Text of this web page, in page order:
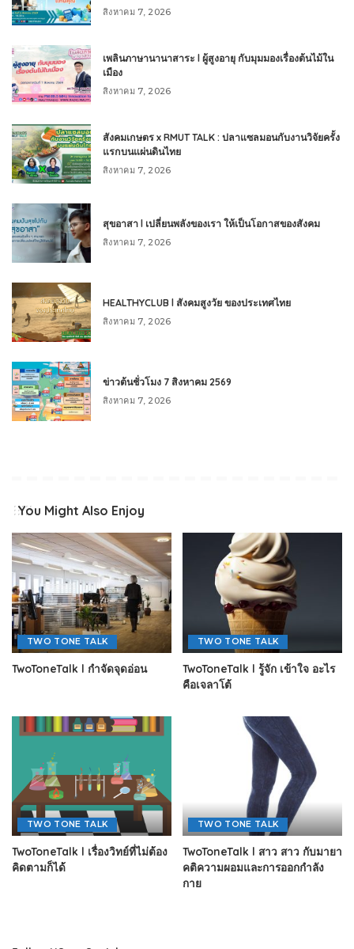
สิงหาคม 7, 2026
เพลินภาษานานาสาระ l ผู้สูงอายุ กับมุมมองเรื่องต้นไม้ใน
เมือง
สิงหาคม 7, 2026
สังคมเกษตร x RMUT TALK : ปลาแซลมอนกับงานวิจัยครั้ง
แรกบนแผ่นดินไทย
สิงหาคม 7, 2026
สุขอาสา l เปลี่ยนพลังของเรา ให้เป็นโอกาสของสังคม
สิงหาคม 7, 2026
HEALTHYCLUB l สังคมสูงวัย ของประเทศไทย
สิงหาคม 7, 2026
ข่าวต้นชั่วโมง 7 สิงหาคม 2569
สิงหาคม 7, 2026
You Might Also Enjoy
TWO TONE TALK
TwoToneTalk l กำจัดจุดอ่อน
TWO TONE TALK
TwoToneTalk l รู้จัก เข้าใจ อะไร
คือเจลาโต้
TWO TONE TALK
TwoToneTalk l เรื่องวิทย์ที่ไม่ต้อง
คิดตามก็ได้
TWO TONE TALK
TwoToneTalk l สาว สาว กับมายา
คติความผอมและการออกกำลัง
กาย